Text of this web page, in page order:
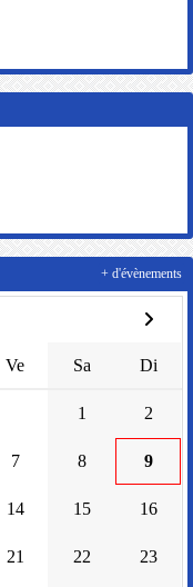
Ve Sa Di
1 2
7 8 9
14 15 16
21 22 23
+ d'évènements